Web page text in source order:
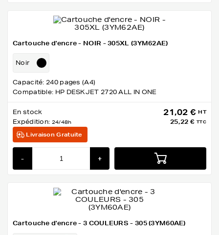
Cartouche d'encre - NOIR - 305XL (3YM62AE)
Noir
Capacité: 240 pages (A4)
Compatible: HP DESKJET 2720 ALL IN ONE
En stock
Expédition: 24/48h
21,02 € HT
25,22 € TTC
Livraison Gratuite
- +
Cartouche d'encre - 3 COULEURS - 305 (3YM60AE)